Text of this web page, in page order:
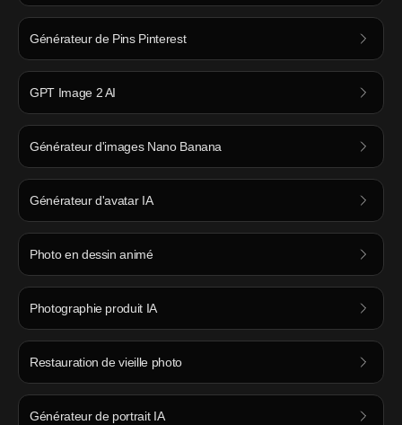
Générateur de Pins Pinterest
GPT Image 2 AI
Générateur d'images Nano Banana
Générateur d'avatar IA
Photo en dessin animé
Photographie produit IA
Restauration de vieille photo
Générateur de portrait IA